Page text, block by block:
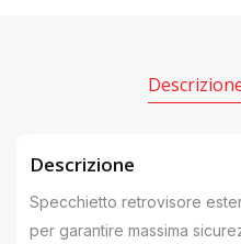
Descrizione
Specchietto retrovisore
per garantire massima